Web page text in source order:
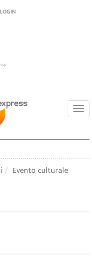
LOGIN
Evento culturale